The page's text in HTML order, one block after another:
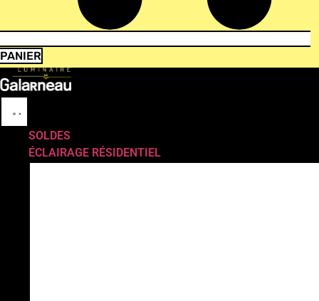
PANIER
SOLDES
ÉCLAIRAGE RÉSIDENTIEL